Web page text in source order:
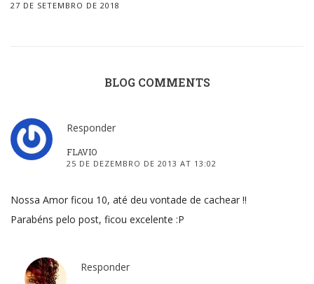
27 DE SETEMBRO DE 2018
BLOG COMMENTS
Responder
FLAVIO
25 DE DEZEMBRO DE 2013 AT 13:02
Nossa Amor ficou 10, até deu vontade de cachear !!
Parabéns pelo post, ficou excelente :P
Responder